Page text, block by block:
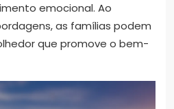
emocional. Ao
as famílias podem
que promove o bem-